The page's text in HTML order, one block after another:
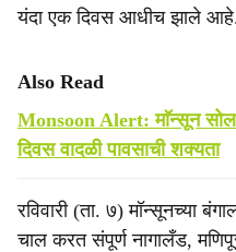
यंदा एक दिवस आधीच झाले
Also Read
Monsoon Alert: माॅन्सून
दिवस वादळी पावसाची शक्यता
रविवारी (ता. ७) मॉन्सूनच्या
चाल करत संपूर्ण नागालँड,